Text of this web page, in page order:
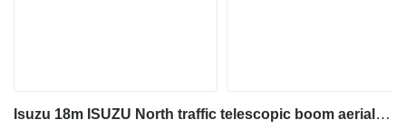
Isuzu 18m ISUZU North traffic telescopic boom aerial platfrom truck